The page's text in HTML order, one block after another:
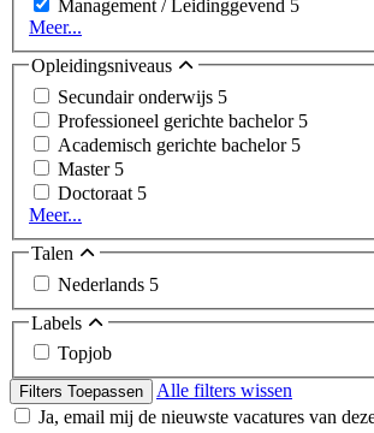
Management / Leidinggevend 5
Meer...
Opleidingsniveaus
Secundair onderwijs 5
Professioneel gerichte bachelor 5
Academisch gerichte bachelor 5
Master 5
Doctoraat 5
Meer...
Talen
Nederlands 5
Labels
Topjob
Filters Toepassen
Alle filters wissen
Ja, email mij de nieuwste vacatures van